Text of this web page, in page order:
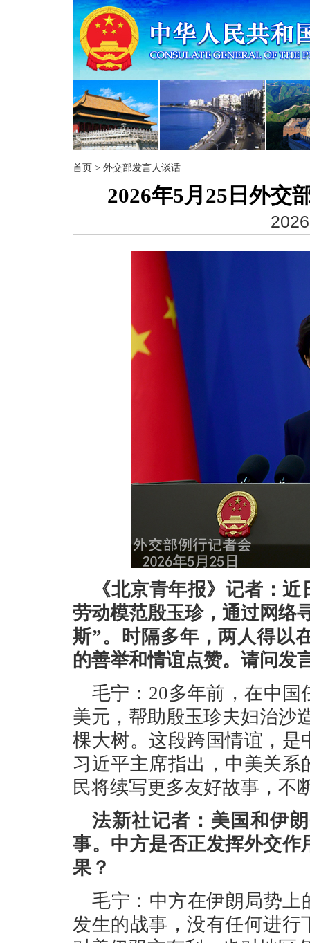
首页 > 外交部发言人谈话
2026年5月25日外交
《北京青年报》记者：
劳动模范殷玉珍，通过网络
斯”。时隔多年，两人得以
的善举和情谊点赞。请问发
毛宁：20多年前，在中国
美元，帮助殷玉珍夫妇治沙
棵大树。这段跨国情谊，
习近平主席指出，中美关
民将续写更多友好故事，不
法新社记者：美国和伊
事。中方是否正发挥外交
果？
毛宁：中方在伊朗局势上
发生的战事，没有任何进